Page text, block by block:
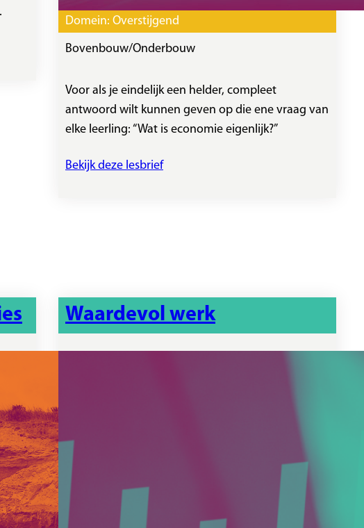
Domein: Overstijgend
Bovenbouw/Onderbouw
Voor als je eindelijk een helder, compleet
antwoord wilt kunnen geven op die ene vraag van
elke leerling: “Wat is economie eigenlijk?”
Bekijk deze lesbrief
Waardevol werk